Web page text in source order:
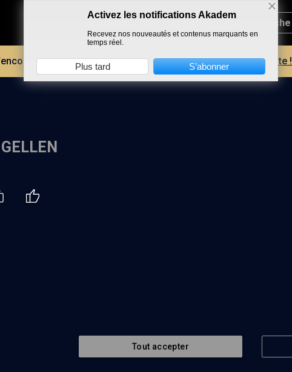
plus d'AKADEM ? Découvrez les avantages d'un compte !
Tout accepter
Activez les notifications Akadem
Recevez nos nouveautés et contenus marquants en
temps réel.
Plus tard S’abonner